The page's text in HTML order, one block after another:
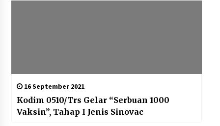
16 September 2021
Kodim 0510/Trs Gelar “Serbuan 1000
Vaksin”, Tahap I Jenis Sinovac